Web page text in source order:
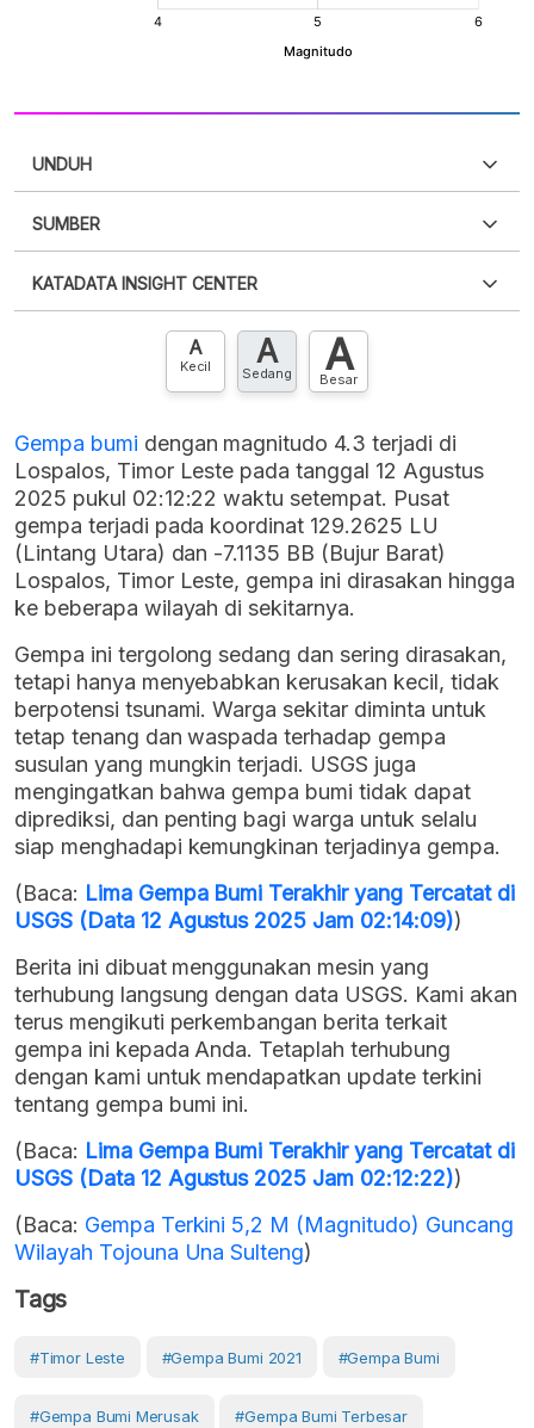
UNDUH
XLS
SUMBER
punya akun?Silakan Daftar sekarang
KATADATA INSIGHT CENTER
Hubungi sekarang »
A
Kecil A
Sedang A
Besar
Gempa bumi dengan magnitudo 4.3 terjadi di
Lospalos, Timor Leste pada tanggal 12 Agustus
2025 pukul 02:12:22 waktu setempat. Pusat
gempa terjadi pada koordinat 129.2625 LU
(Lintang Utara) dan -7.1135 BB (Bujur Barat)
Lospalos, Timor Leste, gempa ini dirasakan hingga
ke beberapa wilayah di sekitarnya.
Gempa ini tergolong sedang dan sering dirasakan,
tetapi hanya menyebabkan kerusakan kecil, tidak
berpotensi tsunami. Warga sekitar diminta untuk
tetap tenang dan waspada terhadap gempa
susulan yang mungkin terjadi. USGS juga
mengingatkan bahwa gempa bumi tidak dapat
diprediksi, dan penting bagi warga untuk selalu
siap menghadapi kemungkinan terjadinya gempa.
(Baca: Lima Gempa Bumi Terakhir yang Tercatat di
USGS (Data 12 Agustus 2025 Jam 02:14:09))
Berita ini dibuat menggunakan mesin yang
terhubung langsung dengan data USGS. Kami akan
terus mengikuti perkembangan berita terkait
gempa ini kepada Anda. Tetaplah terhubung
dengan kami untuk mendapatkan update terkini
tentang gempa bumi ini.
(Baca: Lima Gempa Bumi Terakhir yang Tercatat di
USGS (Data 12 Agustus 2025 Jam 02:12:22))
(Baca: Gempa Terkini 5,2 M (Magnitudo) Guncang
Wilayah Tojouna Una Sulteng)
Tags
#Timor Leste #gempa Bumi 2021 #Gempa Bumi
#gempa Bumi Merusak #gempa Bumi Terbesar